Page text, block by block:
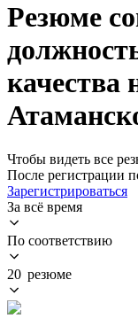
Резюме
качества
Чтобы видеть все
После регистрации
Зарегистрироваться
За всё время
По соответствию
20 резюме